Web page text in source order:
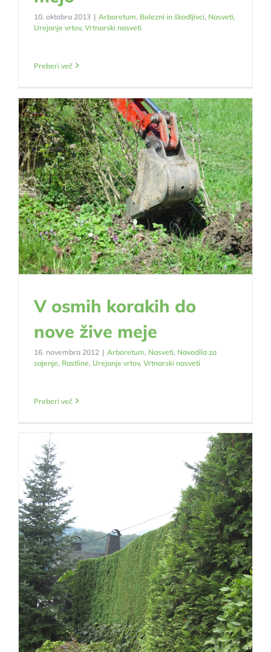
10. oktobra 2013 | Arboretum, Bolezni in škodljivci, Nasveti,
Urejanje vrtov, Vrtnarski nasveti
Preberi več
V osmih korakih do
nove žive meje
16. novembra 2012 | Arboretum, Nasveti, Navodila za
sajenje, Rastline, Urejanje vrtov, Vrtnarski nasveti
Preberi več